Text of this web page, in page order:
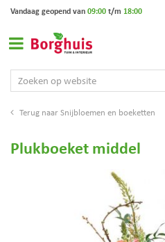
Snijbloemen en boeketten
Vandaag geopend van09:00t/m 18:00
Plukboeket middel